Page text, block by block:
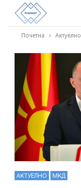
Почетна Актуелно
АКТУЕЛНО МКД